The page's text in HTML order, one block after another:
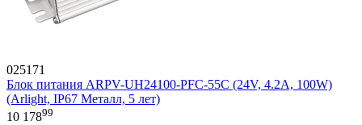
025171
Блок питания ARPV-UH24100-PFC-55C (24V, 4.2A, 100W)
(Arlight, IP67 Металл, 5 лет)
10 17899